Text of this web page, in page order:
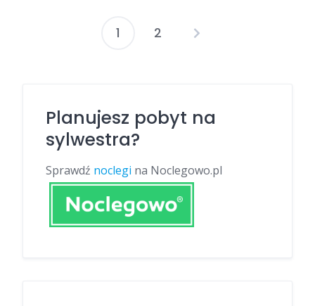
Nawigacja
1 2
Planujesz pobyt na
sylwestra?
Sprawdź noclegi na Noclegowo.pl